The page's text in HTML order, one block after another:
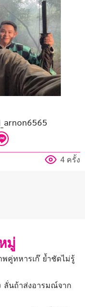
4 ครั้ง
มู่
คู่ทหารเก๊ ย้ำชัดไม่รู้
ลั่นถ้าส่งอารมณ์จาก